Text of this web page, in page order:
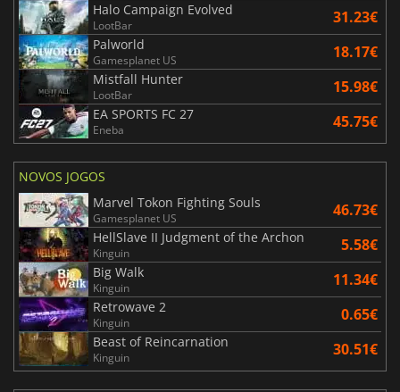
Halo Campaign Evolved
LootBar 31.23€
Palworld
Gamesplanet US 18.17€
Mistfall Hunter
LootBar 15.98€
EA SPORTS FC 27
Eneba 45.75€
NOVOS JOGOS
Marvel Tokon Fighting Souls
Gamesplanet US 46.73€
HellSlave II Judgment of the Archon
Kinguin 5.58€
Big Walk
Kinguin 11.34€
Retrowave 2
Kinguin 0.65€
Beast of Reincarnation
Kinguin 30.51€